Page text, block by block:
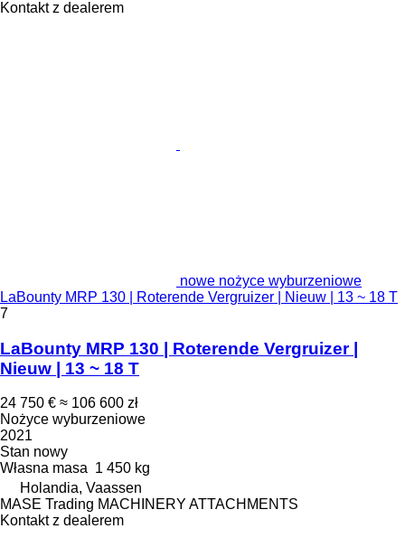
Kontakt z dealerem
nowe nożyce wyburzeniowe
LaBounty MRP 130 | Roterende Vergruizer | Nieuw | 13 ~ 18 T
7
LaBounty MRP 130 | Roterende Vergruizer |
Nieuw | 13 ~ 18 T
24 750 € ≈ 106 600 zł
Nożyce wyburzeniowe
2021
Stan nowy
Własna masa 1 450 kg
Holandia, Vaassen
MASE Trading MACHINERY ATTACHMENTS
Kontakt z dealerem